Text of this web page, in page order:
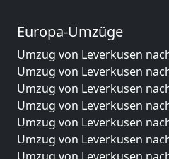
Europa-Umzüge
Umzug von Leverkusen
Umzug von Leverkusen
Umzug von Leverkusen
Umzug von Leverkusen
Umzug von Leverkusen
Umzug von Leverkusen
Umzug von Leverkusen